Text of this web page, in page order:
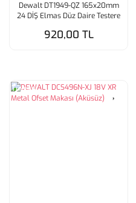
Dewalt DT1949-QZ 165x20mm
24 DİŞ Elmas Düz Daire Testere
920,00 TL
Tükendi